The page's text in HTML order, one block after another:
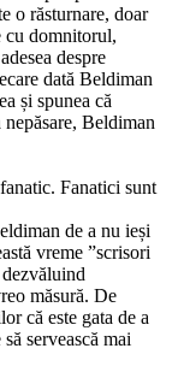
o răsturnare, doar
cu domnitorul,
despre
dată Beldiman
și spunea că
Beldiman
Fanatici sunt
de a nu ieși
vreme ”scrisori
măsură. De
că este gata de a
servească mai